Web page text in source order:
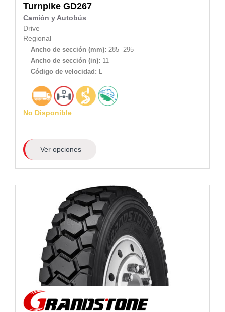
Turnpike GD267
Camión y Autobús
Drive
Regional
Ancho de sección (mm): 285 -295
Ancho de sección (in): 11
Código de velocidad: L
No Disponible
Ver opciones